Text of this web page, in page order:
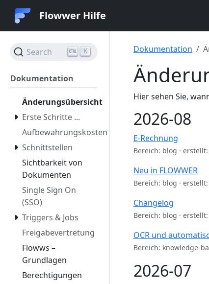
Flowwer Hilfe
Search K
Dokumentation
Änderungsübersicht
Erste Schritte ...
Aufbewahrungskosten
Schnittstellen
Sichtbarkeit von
Dokumenten
Single Sign On
(SSO)
Triggers & Jobs
Freigabevertretung
Flowws –
Grundlagen
Berechtigungen
Dokumentation
Hier sehen Sie,
2026-08
E-Rechnung
Bereich: blog ·
Neu in FLOWWER
Bereich: blog ·
Changelog
Bereich: blog ·
OCR und
Bereich: knowledge-
2026-07